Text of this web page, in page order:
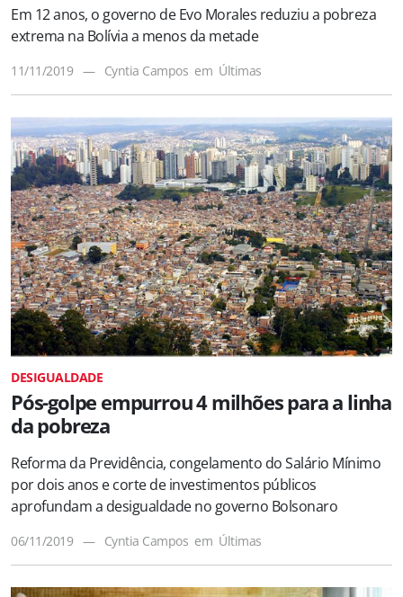
Em 12 anos, o governo de Evo Morales reduziu a pobreza
extrema na Bolívia a menos da metade
11/11/2019 — Cyntia Campos em Últimas
DESIGUALDADE
Pós-golpe empurrou 4 milhões para a linha
da pobreza
Reforma da Previdência, congelamento do Salário Mínimo
por dois anos e corte de investimentos públicos
aprofundam a desigualdade no governo Bolsonaro
06/11/2019 — Cyntia Campos em Últimas